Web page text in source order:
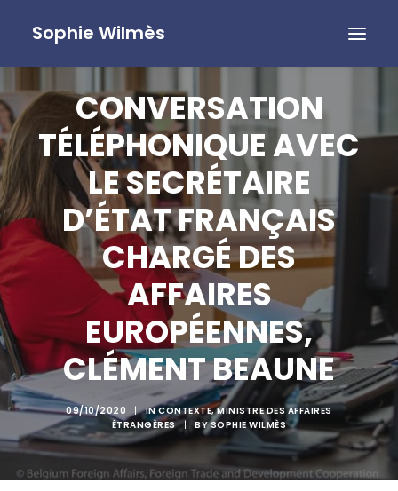
Sophie Wilmès
CONVERSATION
TÉLÉPHONIQUE AVEC
LE SECRÉTAIRE
D’ÉTAT FRANÇAIS
CHARGÉ DES
AFFAIRES
EUROPÉENNES,
CLÉMENT BEAUNE
09/10/2020 | INCONTEXTE,MINISTRE DES AFFAIRES
ÉTRANGÈRES | BYSOPHIE WILMÈS